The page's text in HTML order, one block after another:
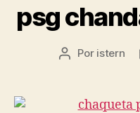
psg
Autor
entrada
Por istern